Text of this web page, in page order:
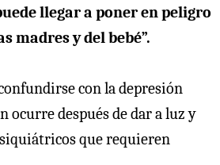
llegar a poner en peligro
madres y del bebé”.
con la depresión
ocurre después de dar a luz y
que requieren